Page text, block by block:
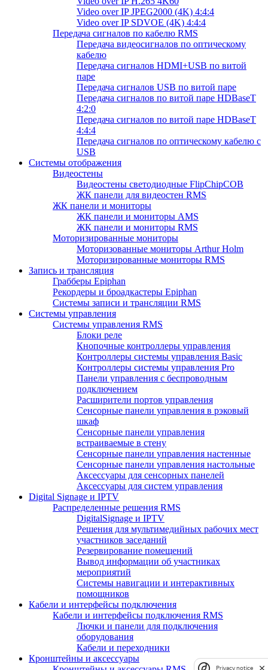
Video over IP JPEG2000 (4K) 4:4:4
Video over IP SDVOE (4K) 4:4:4
Передача сигналов по кабелю RMS
Передача видеосигналов по оптическому
кабелю
Передача сигналов HDMI+USB по витой
паре
Передача сигналов USB по витой паре
Передача сигналов по витой паре HDBaseT
4:2:0
Передача сигналов по витой паре HDBaseT
4:4:4
Передача сигналов по оптическому кабелю с
USB
Системы отображения
Видеостены
Видеостены светодиодные FlipChipCOB
ЖК панели для видеостен RMS
ЖК панели и мониторы
ЖК панели и мониторы AMS
ЖК панели и мониторы RMS
Моторизированные мониторы
Моторизованные мониторы Arthur Holm
Моторизированные мониторы RMS
Запись и трансляция
Грабберы Epiphan
Рекордеры и броадкастеры Epiphan
Системы записи и трансляции RMS
Системы управления
Системы управления RMS
Блоки реле
Кнопочные контроллеры управления
Контроллеры системы управления Basic
Контроллеры системы управления Pro
Панели управления с беспроводным
подключением
Расширители портов управления
Сенсорные панели управления в рэковый
шкаф
Сенсорные панели управления
встраиваемые в стену
Сенсорные панели управления настенные
Сенсорные панели управления настольные
Аксессуары для сенсорных панелей
Аксессуары для систем управления
Digital Signage и IPTV
Распределенные решения RMS
DigitalSignage и IPTV
Решения для мультимедийных рабочих мест
участников заседаний
Резервирование помещений
Вывод информации об участниках
мероприятий
Системы навигации и интерактивных
помощников
Кабели и интерфейсы подключения
Кабели и интерфейсы подключения RMS
Лючки и панели для подключения
оборудования
Кабели и переходники
Кронштейны и аксессуары
Privacy notice